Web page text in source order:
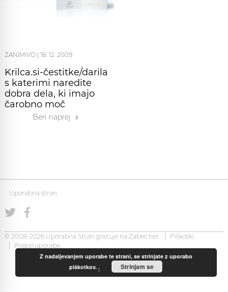
ZANIMIVO 18. 12. 2009
Krilca.si-čestitke/darila
s katerimi naredite
dobra dela, ki imajo
čarobno moč
Beri naprej
Uporabna stran
© 2008-2026 Uporabna Stran gostuje na Zabec.net
Piškotki
Pogoji uporabe
Z nadaljevanjem uporabe te strani, se strinjate z uporabo
piškotkov.. Strinjam se